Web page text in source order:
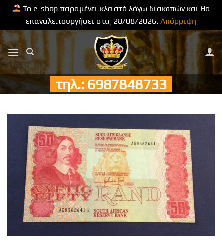
Το e-shop παραμένει κλειστό λόγω διακοπών και θα
επαναλειτουργήσει στις 28/08/2026. Απόρριψη
Μετάβαση
στο
περιεχόμενο
τηλ.: 6987848733